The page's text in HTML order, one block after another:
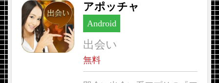
アポッチャ
Android
出会い
無料